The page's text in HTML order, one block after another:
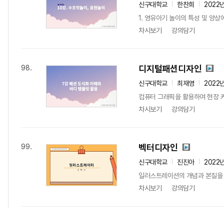
신구대학교 한찬희
2022
1. 영유아기 놀이의 특성 및 양
차시보기
강의담기
98. 디지털패션디자인
신구대학교 최재영
2022
컴퓨터 그래픽을 활용하여 현장
차시보기
강의담기
99. 벡터디자인
신구대학교 진진아
2022
일러스트레이션의 개념과 본질
차시보기
강의담기